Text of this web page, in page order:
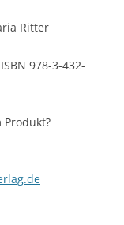
Ritter
978-3-432-